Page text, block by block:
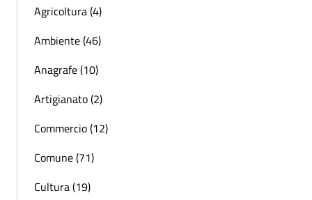
Agricoltura (4)
Ambiente (46)
Anagrafe (10)
Artigianato (2)
Commercio (12)
Comune (71)
Cultura (19)